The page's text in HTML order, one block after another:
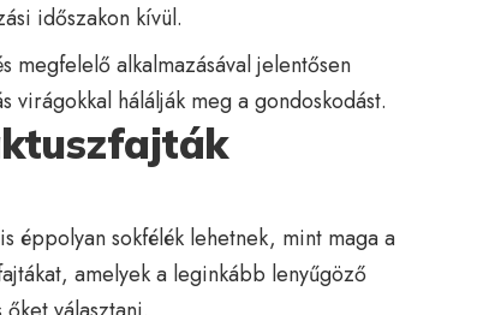
időszakon kívül.
megfelelő alkalmazásával jelentősen
virágokkal hálálják meg a gondoskodást.
éppolyan sokfélék lehetnek, mint maga a
amelyek a leginkább lenyűgöző